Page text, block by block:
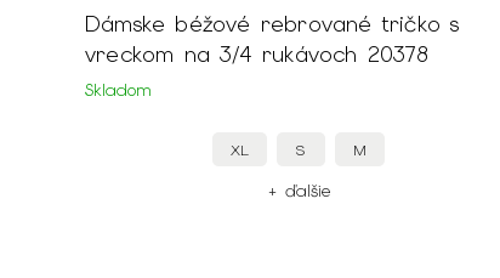
Dámske béžové rebrované tričko s
vreckom na 3/4 rukávoch 20378
Skladom
XL S M
+ ďalšie